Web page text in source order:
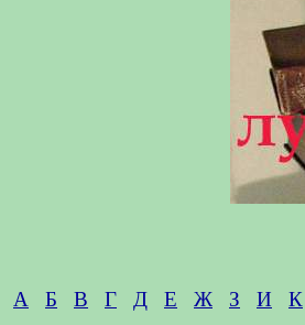
А
Б В Г Д Е Ж З И К